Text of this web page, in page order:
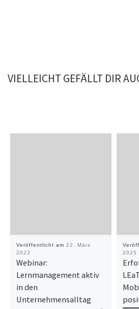
VIELLEICHT GEFÄLLT DIR
Veröffentlicht am 22. März
2022
Webinar:
Lernmanagement aktiv
in den
Unternehmensalltag
2025